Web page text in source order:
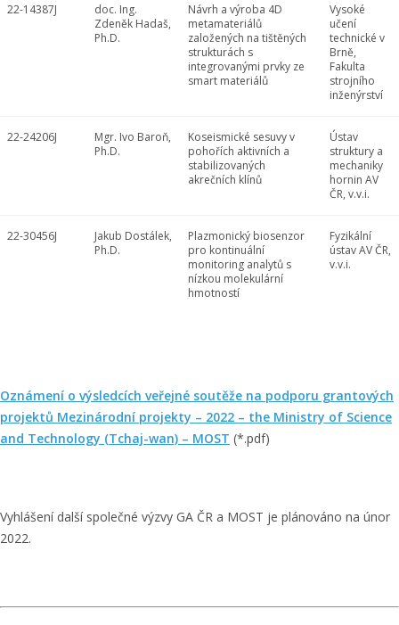
22-14387J
doc. Ing.
Zdeněk Hadaš,
Ph.D.
Návrh a výroba 4D
metamateriálů
založených na tištěných
strukturách s
integrovanými prvky ze
smart materiálů
Vysoké
učení
technické v
Brně,
Fakulta
strojního
inženýrství
22-24206J
Mgr. Ivo Baroň,
Ph.D.
Koseismické sesuvy v
pohořích aktivních a
stabilizovaných
akrečních klínů
Ústav
struktury a
mechaniky
hornin AV
ČR, v.v.i.
22-30456J
Jakub Dostálek,
Ph.D.
Plazmonický biosenzor
pro kontinuální
monitoring analytů s
nízkou molekulární
hmotností
Fyzikální
ústav AV ČR,
v.v.i.
Oznámení o výsledcích veřejné soutěže na podporu grantových
projektů Mezinárodní projekty – 2022 – the Ministry of Science
and Technology (Tchaj-wan) – MOST (*.pdf)
Vyhlášení další společné výzvy GA ČR a MOST je plánováno na únor
2022.